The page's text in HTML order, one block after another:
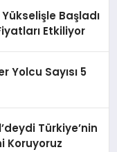
Başladı
Etkiliyor
Yolcu Sayısı 5
Türkiye’nin
Koruyoruz